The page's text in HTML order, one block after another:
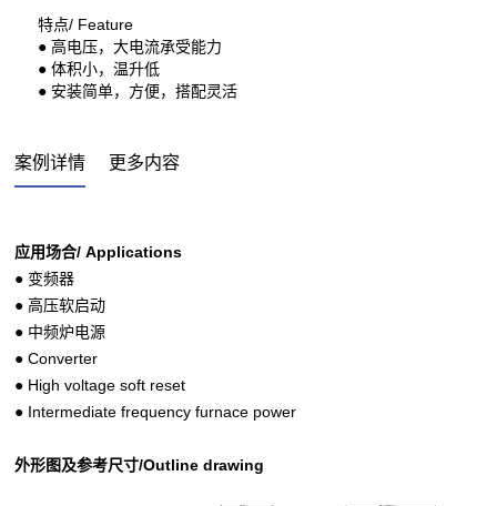
特点/ Feature
● 高电压，大电流承受能力
● 体积小，温升低
● 安装简单，方便，搭配灵活
案例详情 更多内容
应用场合/ Applications
● 变频器
● 高压软启动
● 中频炉电源
● Converter
● High voltage soft reset
● Intermediate frequency furnace power
外形图及参考尺寸/Outline drawing